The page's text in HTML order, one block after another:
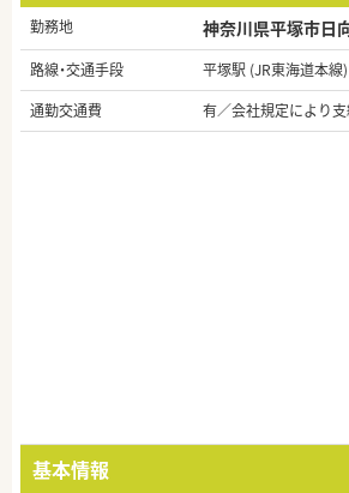
勤務地 神奈川県平塚市日
路線・交通手段
平塚駅 (JR東海道本線)
通勤交通費
有／会社規定により
基本情報